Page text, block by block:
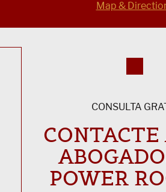
Map &
CONSULTA
CONTACTE
POWER